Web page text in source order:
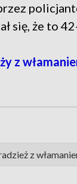
się, że to
z
z